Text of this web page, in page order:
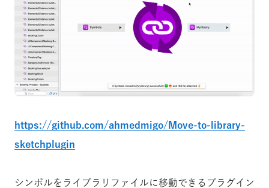
https://github.com/ahmedmigo/Move-to-library-
sketchplugin
シンボルをライブラリファイルに移動できるプラグイン